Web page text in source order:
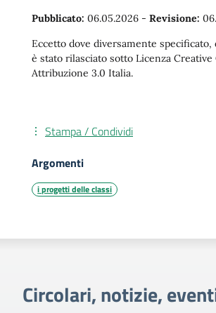
Pubblicato: 06.05.2026 - Revisione:
Eccetto dove diversamente specificato,
è stato rilasciato sotto Licenza Creative
Attribuzione 3.0 Italia.
Stampa / Condividi
Argomenti
i progetti delle classi
Circolari, notizie,